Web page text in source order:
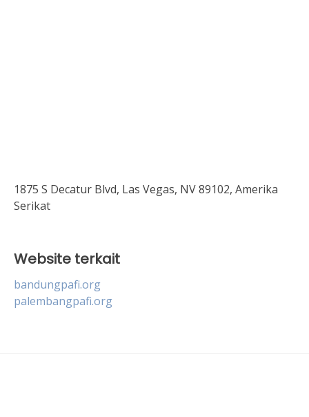
1875 S Decatur Blvd, Las Vegas, NV 89102, Amerika
Serikat
Website terkait
bandungpafi.org
palembangpafi.org